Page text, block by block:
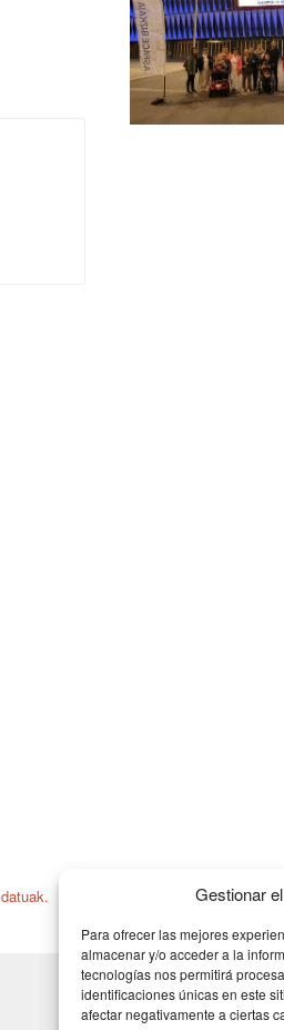
Gestionar
Para ofrecer las mejores
almacenar y/o acceder a la
tecnologías nos permitirá
identificaciones únicas en este
afectar negativamente a ciertas